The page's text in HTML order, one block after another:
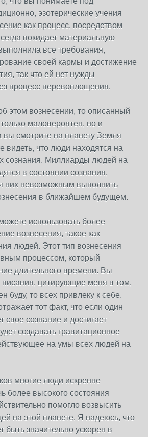
эзотерические учения
как процесс, посредством
покидает материальную
все требования,
своей кармы и достижение
так что ей нет нужды
процесс перевоплощения.
этом вознесении, то описанный
маловероятен, но и
вы смотрите на планету Земля
видеть, что люди находятся на
сознания. Миллиарды людей на
в состоянии сознания,
них невозможным выполнить
в ближайшем будущем.
использовать более
вознесения, такое как
людей. Этот тип вознесения
процессом, который
длительного времени. Вы
писания, цитирующие меня в том,
буду, то всех привлеку к себе.
тот факт, что если один
свое сознание и достигает
создавать гравитационное
на умы всех людей на
многие люди искренне
более высокого состояния
помогло возвысить
на этой планете. Я надеюсь, что
быть значительно ускорен в